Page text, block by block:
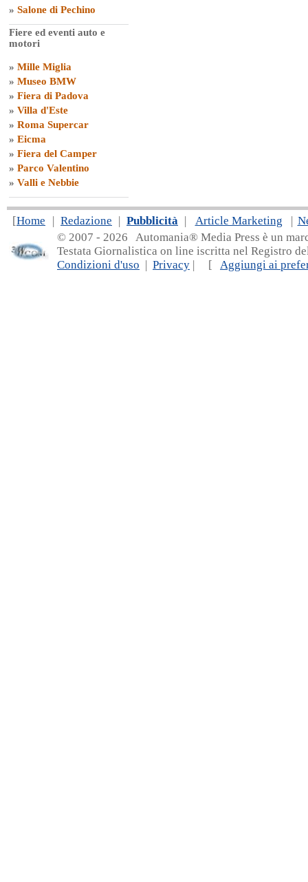
» Salone di Pechino
Fiere ed eventi auto e
motori
» Mille Miglia
» Museo BMW
» Fiera di Padova
» Villa d'Este
» Roma Supercar
» Eicma
» Fiera del Camper
» Parco Valentino
» Valli e Nebbie
[Home | Redazione | Pubblicità | Article Marketing |
© 2007 - 2026 Automania® Media Press è un
Testata Giornalistica on line iscritta nel Registro
Condizioni d'uso | Privacy | [ Aggiungi ai